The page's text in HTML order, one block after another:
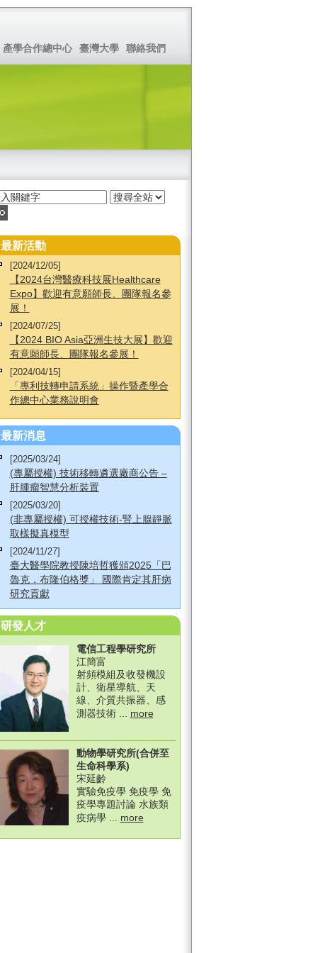
產學合作總中心 臺灣大學 聯絡我們
最新活動
[2024/12/05]
【2024台灣醫療科技展Healthcare
Expo】歡迎有意願師長、團隊報名參
展！
[2024/07/25]
【2024 BIO Asia亞洲生技大展】歡迎
有意願師長、團隊報名參展！
[2024/04/15]
「專利技轉申請系統」操作暨產學合
作總中心業務說明會
最新消息
[2025/03/24]
(專屬授權) 技術移轉遴選廠商公告 –
肝腫瘤智慧分析裝置
[2025/03/20]
(非專屬授權) 可授權技術-腎上腺靜脈
取樣擬真模型
[2024/11/27]
臺大醫學院教授陳培哲獲頒2025「巴
魯克．布隆伯格獎」 國際肯定其肝病
研究貢獻
研發人才
電信工程學研究所
江簡富
射頻模組及收發機設
計、衛星導航、天
線、介質共振器、感
測器技術 ... more
動物學研究所(合併至
生命科學系)
宋延齡
實驗免疫學 免疫學 免
疫學專題討論 水族類
疫病學 ... more